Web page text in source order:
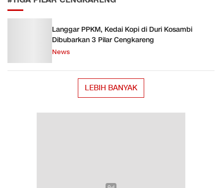
Langgar PPKM, Kedai Kopi di Duri Kosambi
Dibubarkan 3 Pilar Cengkareng
News
LEBIH BANYAK